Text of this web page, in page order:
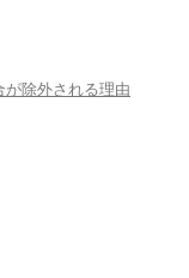
除外される理由